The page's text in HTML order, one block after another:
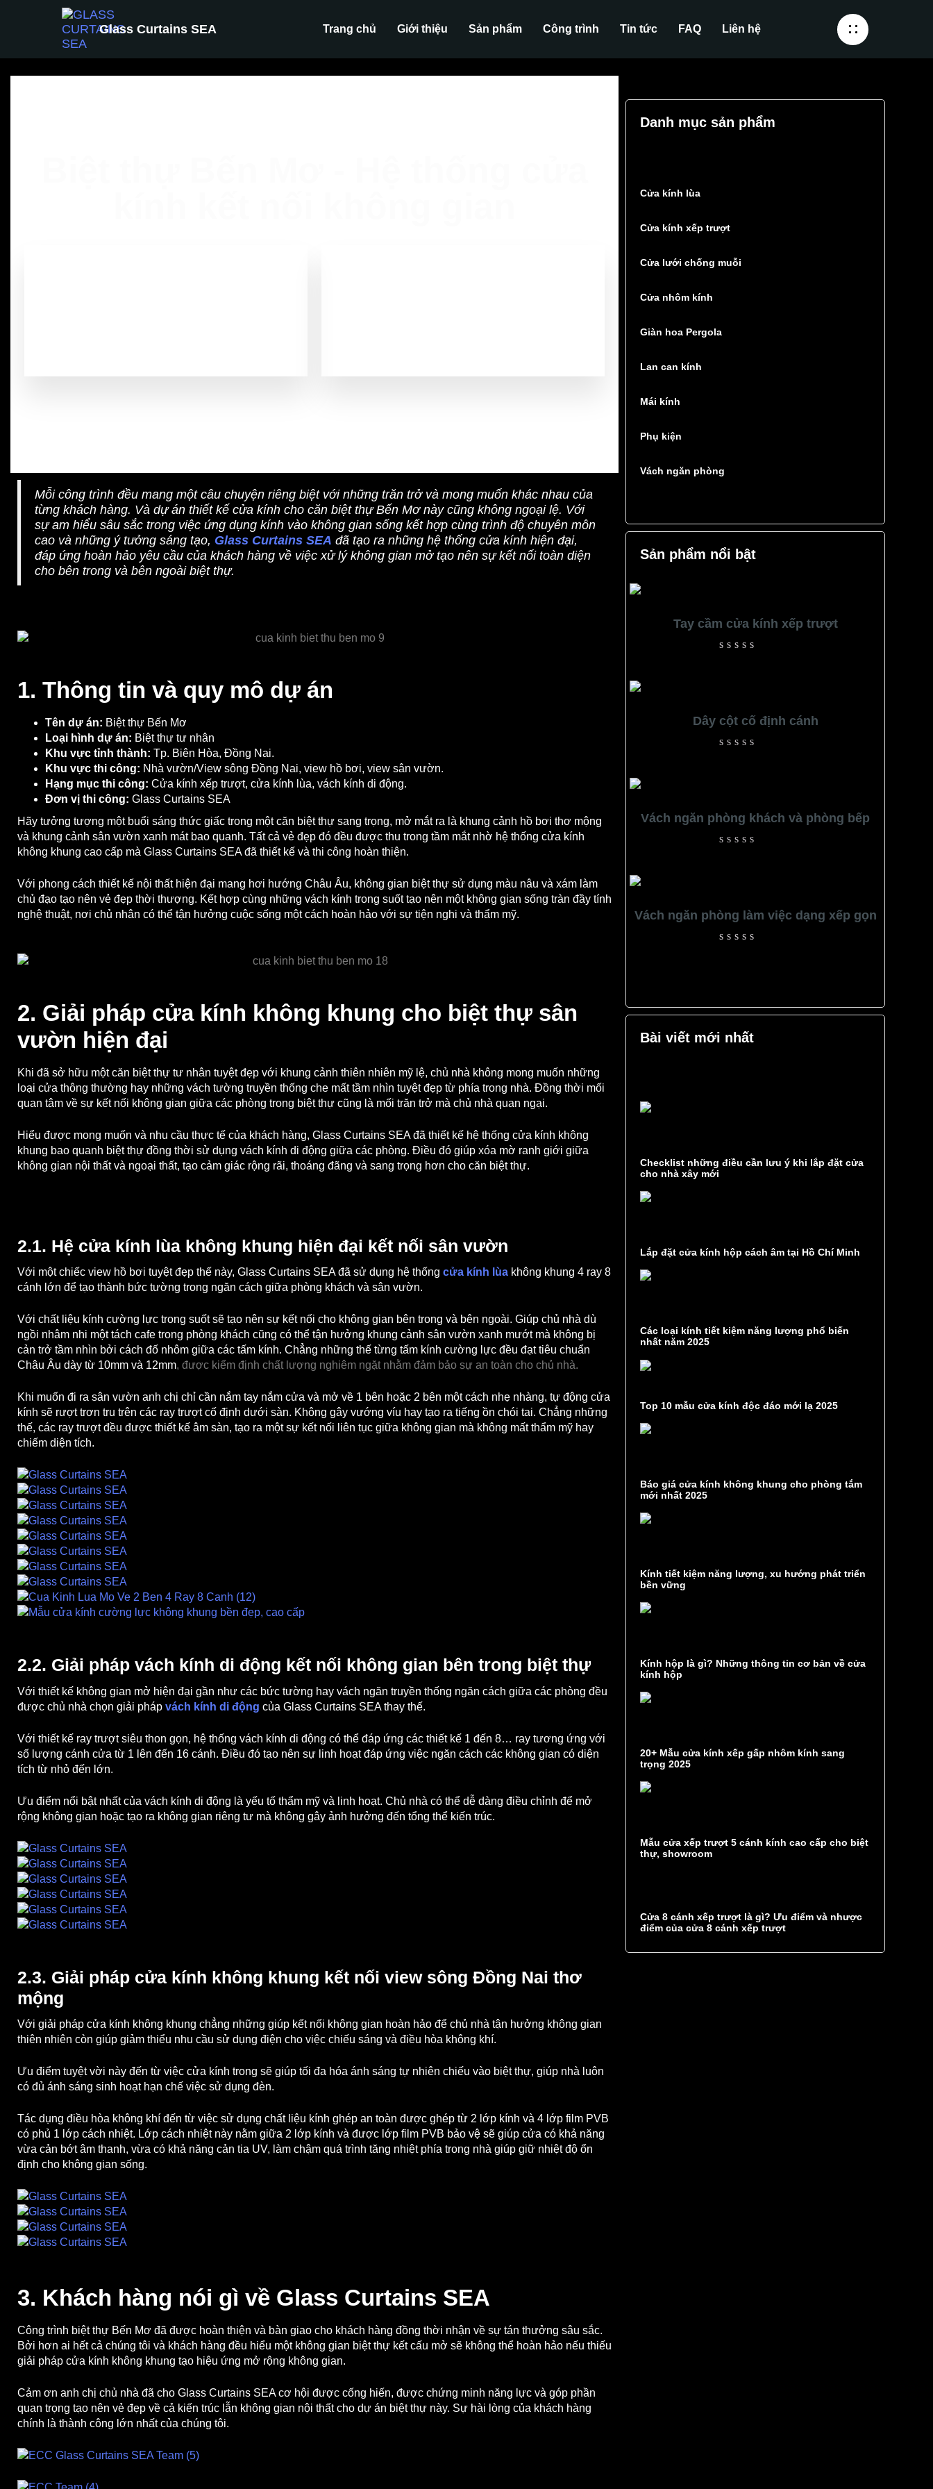
Glass Curtains SEA Trang chủ Giới thiệu Sản phẩm Công trình Tin tức FAQ Liên hệ
Mỗi công trình đều mang một câu chuyện riêng biệt với những trăn trở và mong muốn khác nhau của
từng khách hàng. Và dự án thiết kế cửa kính cho căn biệt thự Bến Mơ này cũng không ngoại lệ. Với
sự am hiểu sâu sắc trong việc ứng dụng kính vào không gian sống kết hợp cùng trình độ chuyên môn
cao và những ý tưởng sáng tạo, Glass Curtains SEA đã tạo ra những hệ thống cửa kính hiện đại,
đáp ứng hoàn hảo yêu cầu của khách hàng về việc xử lý không gian mở tạo nên sự kết nối toàn diện
cho bên trong và bên ngoài biệt thự.
1. Thông tin và quy mô dự án
Tên dự án: Biệt thự Bến Mơ
Loại hình dự án: Biệt thự tư nhân
Khu vực tỉnh thành: Tp. Biên Hòa, Đồng Nai.
Khu vực thi công: Nhà vườn/View sông Đồng Nai, view hồ bơi, view sân vườn.
Hạng mục thi công: Cửa kính xếp trượt, cửa kính lùa, vách kính di động.
Đơn vị thi công: Glass Curtains SEA
Hãy tưởng tượng một buổi sáng thức giấc trong một căn biệt thự sang trọng, mở mắt ra là khung cảnh hồ bơi thơ mộng
và khung cảnh sân vườn xanh mát bao quanh. Tất cả vẻ đẹp đó đều được thu trong tầm mắt nhờ hệ thống cửa kính
không khung cao cấp mà Glass Curtains SEA đã thiết kế và thi công hoàn thiện.
Với phong cách thiết kế nội thất hiện đại mang hơi hướng Châu Âu, không gian biệt thự sử dụng màu nâu và xám làm
chủ đạo tạo nên vẻ đẹp thời thượng. Kết hợp cùng những vách kính trong suốt tạo nên một không gian sống tràn đầy tính
nghệ thuật, nơi chủ nhân có thể tận hưởng cuộc sống một cách hoàn hảo với sự tiện nghi và thẩm mỹ.
2. Giải pháp cửa kính không khung cho biệt thự sân
vườn hiện đại
Khi đã sở hữu một căn biệt thự tư nhân tuyệt đẹp với khung cảnh thiên nhiên mỹ lệ, chủ nhà không mong muốn những
loại cửa thông thường hay những vách tường truyền thống che mất tầm nhìn tuyệt đẹp từ phía trong nhà. Đồng thời mối
quan tâm về sự kết nối không gian giữa các phòng trong biệt thự cũng là mối trăn trở mà chủ nhà quan ngại.
Hiểu được mong muốn và nhu cầu thực tế của khách hàng, Glass Curtains SEA đã thiết kế hệ thống cửa kính không
khung bao quanh biệt thự đồng thời sử dụng vách kính di động giữa các phòng. Điều đó giúp xóa mờ ranh giới giữa
không gian nội thất và ngoại thất, tạo cảm giác rộng rãi, thoáng đãng và sang trọng hơn cho căn biệt thự.
2.1. Hệ cửa kính lùa không khung hiện đại kết nối sân vườn
Với một chiếc view hồ bơi tuyệt đẹp thế này, Glass Curtains SEA đã sử dụng hệ thống cửa kính lùa không khung 4 ray 8
cánh lớn để tạo thành bức tường trong ngăn cách giữa phòng khách và sân vườn.
Với chất liệu kính cường lực trong suốt sẽ tạo nên sự kết nối cho không gian bên trong và bên ngoài. Giúp chủ nhà dù
ngồi nhâm nhi một tách cafe trong phòng khách cũng có thể tận hưởng khung cảnh sân vườn xanh mướt mà không bị
cản trở tầm nhìn bởi cách đố nhôm giữa các tấm kính. Chẳng những thế từng tấm kính cường lực đều đạt tiêu chuẩn
Châu Âu dày từ 10mm và 12mm, được kiểm định chất lượng nghiêm ngặt nhằm đảm bảo sự an toàn cho chủ nhà.
Khi muốn đi ra sân vườn anh chị chỉ cần nắm tay nắm cửa và mở về 1 bên hoặc 2 bên một cách nhẹ nhàng, tự động cửa
kính sẽ rượt trơn tru trên các ray trượt cố định dưới sàn. Không gây vướng víu hay tạo ra tiếng ồn chói tai. Chẳng những
thế, các ray trượt đều được thiết kế âm sàn, tạo ra một sự kết nối liên tục giữa không gian mà không mất thẩm mỹ hay
chiếm diện tích.
2.2. Giải pháp vách kính di động kết nối không gian bên trong biệt thự
Với thiết kế không gian mở hiện đại gần như các bức tường hay vách ngăn truyền thống ngăn cách giữa các phòng đều
được chủ nhà chọn giải pháp vách kính di động của Glass Curtains SEA thay thế.
Với thiết kế ray trượt siêu thon gọn, hệ thống vách kính di động có thể đáp ứng các thiết kế 1 đến 8… ray tương ứng với
số lượng cánh cửa từ 1 lên đến 16 cánh. Điều đó tạo nên sự linh hoạt đáp ứng việc ngăn cách các không gian có diện
tích từ nhỏ đến lớn.
Ưu điểm nổi bật nhất của vách kính di động là yếu tố thẩm mỹ và linh hoạt. Chủ nhà có thể dễ dàng điều chỉnh để mở
rộng không gian hoặc tạo ra không gian riêng tư mà không gây ảnh hưởng đến tổng thể kiến trúc.
2.3. Giải pháp cửa kính không khung kết nối view sông Đồng Nai thơ
mộng
Với giải pháp cửa kính không khung chẳng những giúp kết nối không gian hoàn hảo để chủ nhà tận hưởng không gian
thiên nhiên còn giúp giảm thiểu nhu cầu sử dụng điện cho việc chiếu sáng và điều hòa không khí.
Ưu điểm tuyệt vời này đến từ việc cửa kính trong sẽ giúp tối đa hóa ánh sáng tự nhiên chiếu vào biệt thự, giúp nhà luôn
có đủ ánh sáng sinh hoạt hạn chế việc sử dụng đèn.
Tác dụng điều hòa không khí đến từ việc sử dụng chất liệu kính ghép an toàn được ghép từ 2 lớp kính và 4 lớp film PVB
có phủ 1 lớp cách nhiệt. Lớp cách nhiệt này nằm giữa 2 lớp kính và được lớp film PVB bảo vệ sẽ giúp cửa có khả năng
vừa cản bớt âm thanh, vừa có khả năng cản tia UV, làm chậm quá trình tăng nhiệt phía trong nhà giúp giữ nhiệt độ ổn
định cho không gian sống.
3. Khách hàng nói gì về Glass Curtains SEA
Công trình biệt thự Bến Mơ đã được hoàn thiện và bàn giao cho khách hàng đồng thời nhận về sự tán thưởng sâu sắc.
Bởi hơn ai hết cả chúng tôi và khách hàng đều hiểu một không gian biệt thự kết cấu mở sẽ không thể hoàn hảo nếu thiếu
giải pháp cửa kính không khung tạo hiệu ứng mở rộng không gian.
Cảm ơn anh chị chủ nhà đã cho Glass Curtains SEA cơ hội được cống hiến, được chứng minh năng lực và góp phần
quan trọng tạo nên vẻ đẹp về cả kiến trúc lẫn không gian nội thất cho dự án biệt thự này. Sự hài lòng của khách hàng
chính là thành công lớn nhất của chúng tôi.
Danh mục sản phẩm
Cửa kính lùa
Cửa kính xếp trượt
Cửa lưới chống muỗi
Cửa nhôm kính
Giàn hoa Pergola
Lan can kính
Mái kính
Phụ kiện
Vách ngăn phòng
Sản phẩm nổi bật
Tay cầm cửa kính xếp trượt
Dây cột cố định cánh
Vách ngăn phòng khách và phòng bếp
Vách ngăn phòng làm việc dạng xếp gọn
Bài viết mới nhất
Checklist những điều cần lưu ý khi lắp đặt cửa
cho nhà xây mới
Lắp đặt cửa kính hộp cách âm tại Hồ Chí Minh
Các loại kính tiết kiệm năng lượng phổ biến
nhất năm 2025
Top 10 mẫu cửa kính độc đáo mới lạ 2025
Báo giá cửa kính không khung cho phòng tắm
mới nhất 2025
Kính tiết kiệm năng lượng, xu hướng phát triển
bền vững
Kính hộp là gì? Những thông tin cơ bản về cửa
kính hộp
20+ Mẫu cửa kính xếp gấp nhôm kính sang
trọng 2025
Mẫu cửa xếp trượt 5 cánh kính cao cấp cho biệt
thự, showroom
Cửa 8 cánh xếp trượt là gì? Ưu điểm và nhược
điểm của cửa 8 cánh xếp trượt